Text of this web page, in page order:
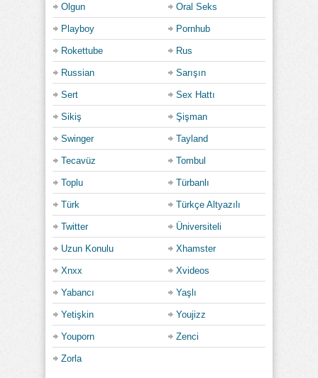
Olgun Oral Seks
Playboy Pornhub
Rokettube Rus
Russian Sarışın
Sert Sex Hattı
Sikiş Şişman
Swinger Tayland
Tecavüz Tombul
Toplu Türbanlı
Türk Türkçe Altyazılı
Twitter Üniversiteli
Uzun Konulu Xhamster
Xnxx Xvideos
Yabancı Yaşlı
Yetişkin Youjizz
Youporn Zenci
Zorla